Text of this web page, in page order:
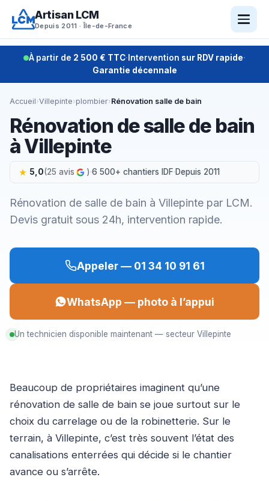
contenu
Artisan LCM
Depuis 2011 · Île-de-France
À partir de 2 500 € TTC· Intervention sur RDV rapide·
Garantie décennale
Accueil›Villepinte›plombier›Rénovation salle de bain
Rénovation de salle de bain
à Villepinte
5,0(25 avis )·6 500+ chantiers IDF·Depuis 2011
Rénovation de salle de bain à Villepinte par LCM.
Devis gratuit sous 24h, intervention rapide.
Appeler — 01 34 10 91 61
WhatsApp — photo à l’appui
Un technicien disponible maintenant — secteur Villepinte
Beaucoup de propriétaires imaginent qu’une
rénovation de salle de bain se joue surtout sur le
choix du carrelage ou de la robinetterie. Sur le
terrain, à Villepinte, c’est très souvent l’état des
canalisations enterrées qui décide si le chantier
avance ou s’arrête.